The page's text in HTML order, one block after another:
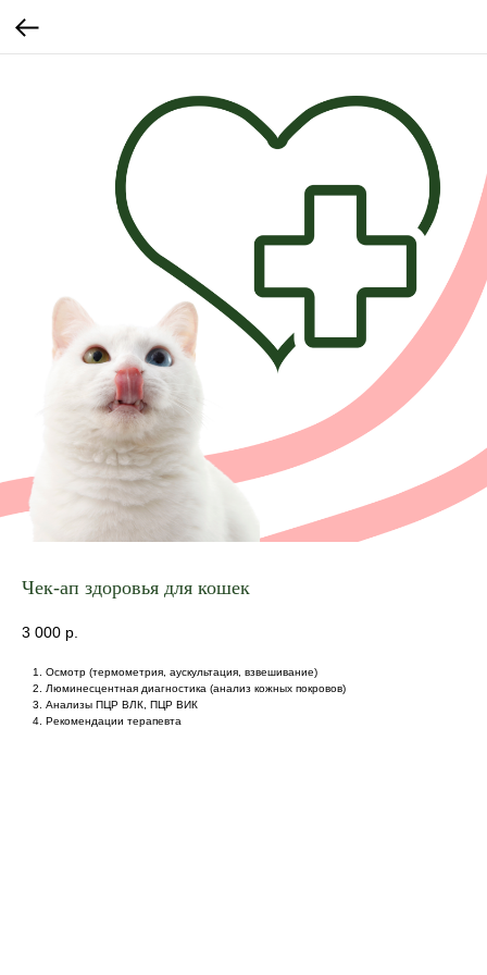
Чек-ап здоровья для кошек
3 000 р.
Осмотр (термометрия, аускультация, взвешивание)
Люминесцентная диагностика (анализ кожных покровов)
Анализы ПЦР ВЛК, ПЦР ВИК
Рекомендации терапевта